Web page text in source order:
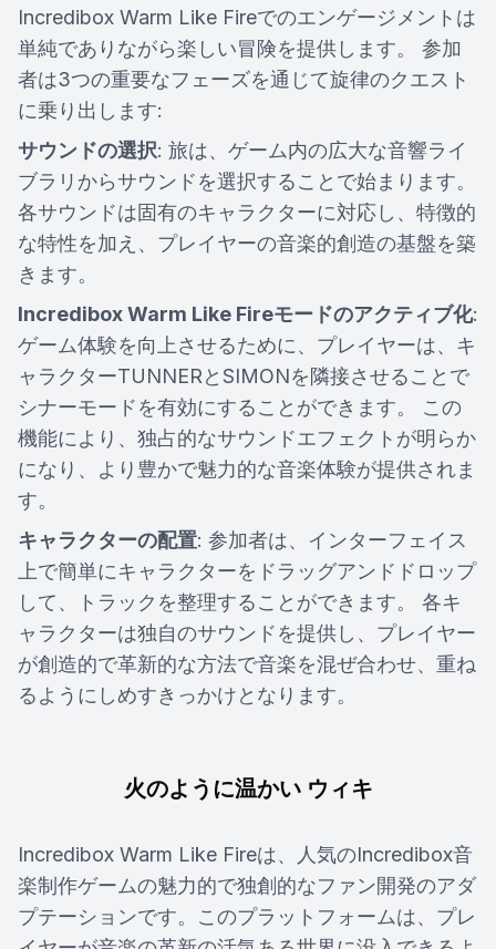
Incredibox Warm Like Fireでのエンゲージメントは
単純でありながら楽しい冒険を提供します。 参加
者は3つの重要なフェーズを通じて旋律のクエスト
に乗り出します:
サウンドの選択: 旅は、ゲーム内の広大な音響ライ
ブラリからサウンドを選択することで始まります。
各サウンドは固有のキャラクターに対応し、特徴的
な特性を加え、プレイヤーの音楽的創造の基盤を築
きます。
Incredibox Warm Like Fireモードのアクティブ化:
ゲーム体験を向上させるために、プレイヤーは、キ
ャラクターTUNNERとSIMONを隣接させることで
シナーモードを有効にすることができます。 この
機能により、独占的なサウンドエフェクトが明らか
になり、より豊かで魅力的な音楽体験が提供されま
す。
キャラクターの配置: 参加者は、インターフェイス
上で簡単にキャラクターをドラッグアンドドロップ
して、トラックを整理することができます。 各キ
ャラクターは独自のサウンドを提供し、プレイヤー
が創造的で革新的な方法で音楽を混ぜ合わせ、重ね
るようにしめすきっかけとなります。
火のように温かい ウィキ
Incredibox Warm Like Fireは、人気のIncredibox音
楽制作ゲームの魅力的で独創的なファン開発のアダ
プテーションです。このプラットフォームは、プレ